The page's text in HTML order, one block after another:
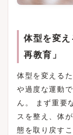
体型を変
再教育」
体型を変える
や過度な運動
ん。 まず重要
スを整え、体
態を取り戻す